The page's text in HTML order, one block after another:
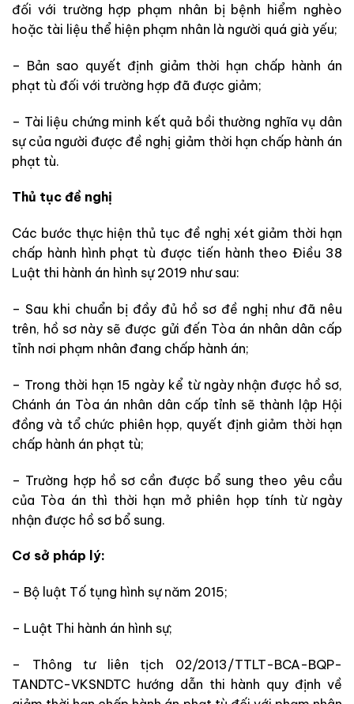
đối với trường hợp phạm nhân bị bệnh hiểm nghèo
hoặc tài liệu thể hiện phạm nhân là người quá già yếu;
– Bản sao quyết định giảm thời hạn chấp hành án
phạt tù đối với trường hợp đã được giảm;
– Tài liệu chứng minh kết quả bồi thường nghĩa vụ dân
sự của người được đề nghị giảm thời hạn chấp hành án
phạt tù.
Thủ tục đề nghị
Các bước thực hiện thủ tục đề nghị xét giảm thời hạn
chấp hành hình phạt tù được tiến hành theo Điều 38
Luật thi hành án hình sự 2019 như sau:
– Sau khi chuẩn bị đầy đủ hồ sơ đề nghị như đã nêu
trên, hồ sơ này sẽ được gửi đến Tòa án nhân dân cấp
tỉnh nơi phạm nhân đang chấp hành án;
– Trong thời hạn 15 ngày kể từ ngày nhận được hồ sơ,
Chánh án Tòa án nhân dân cấp tỉnh sẽ thành lập Hội
đồng và tổ chức phiên họp, quyết định giảm thời hạn
chấp hành án phạt tù;
– Trường hợp hồ sơ cần được bổ sung theo yêu cầu
của Tòa án thì thời hạn mở phiên họp tính từ ngày
nhận được hồ sơ bổ sung.
Cơ sở pháp lý:
– Bộ luật Tố tụng hình sự năm 2015;
– Luật Thi hành án hình sự;
– Thông tư liên tịch 02/2013/TTLT-BCA-BQP-
TANDTC-VKSNDTC hướng dẫn thi hành quy định về